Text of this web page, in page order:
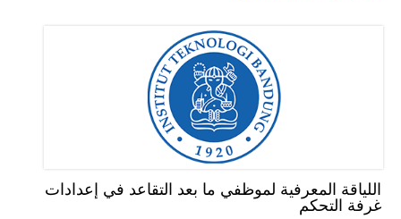
اللياقة المعرفية لموظفي ما بعد التقاعد في إعدادات
غرفة التحكم